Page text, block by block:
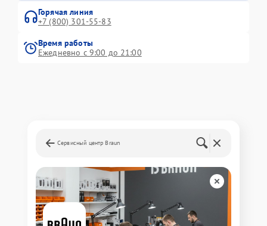
Горячая линия
+7 (800) 301-55-83
Время работы
Ежедневно с 9:00 до 21:00
Сервисный центр Braun